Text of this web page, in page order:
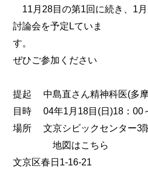
11月28目の第1回に続き、1月
討論会を予定Lていま
す。
ぜひご参加ください
提起 中島直さん精神科医(多
目時 04年1月18目(日)18：00
場所 文京シビックセンター3
地図はこちら
文京区春日1-16-21